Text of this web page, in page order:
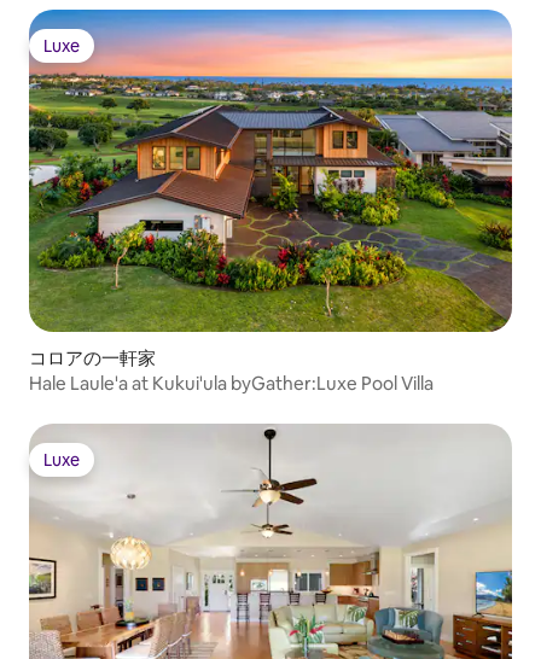
Luxe
Luxe
コロアの一軒家
Hale Laule'a at Kukui'ula byGather:Luxe Pool Villa
Luxe
Luxe